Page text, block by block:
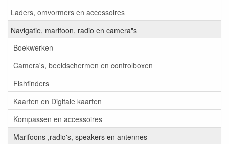
Laders, omvormers en accessoires
Navigatie, marifoon, radio en camera"s
Boekwerken
Camera's, beeldschermen en controlboxen
Fishfinders
Kaarten en Digitale kaarten
Kompassen en accessoires
Marifoons ,radio's, speakers en antennes